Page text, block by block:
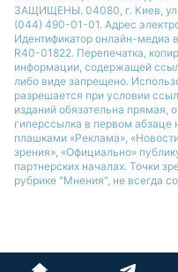
ЗАЩИЩЕНЫ. 04080, г. Киев,
(044) 490-01-01. Адрес
Идентификатор онлайн-медиа
R40-01822. Перепечатка,
информации, содержащей
либо виде запрещено.
разрешается при условии
изданий обязательна прямая,
гиперссылка в первом абзаце
плашками «Реклама»,
зрения», «Официально»
партнерских началах. Точки
рубрике "Мнения", не всегда